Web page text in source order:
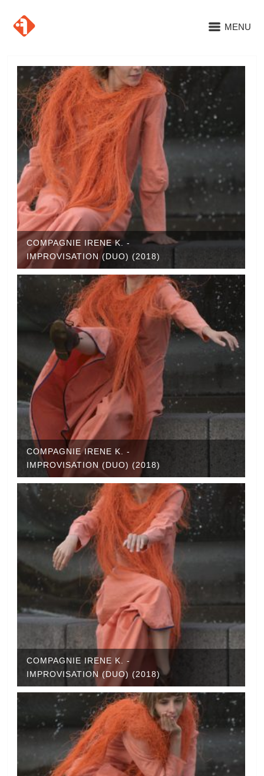
MENU
COMPAGNIE IRENE K. -
IMPROVISATION (DUO) (2018)
COMPAGNIE IRENE K. -
IMPROVISATION (DUO) (2018)
COMPAGNIE IRENE K. -
IMPROVISATION (DUO) (2018)